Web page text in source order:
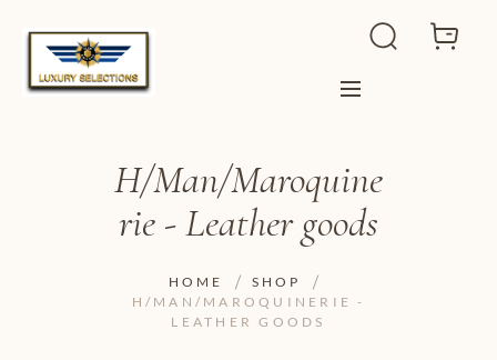
H/Man/Maroquine
rie - Leather goods
HOME
SHOP
H/MAN/MAROQUINERIE -
LEATHER GOODS